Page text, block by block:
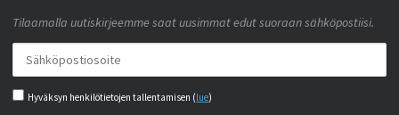
Tilaamalla uutiskirjeemme saat uusimmat edut suoraan sähköpostiisi.
Hyväksyn henkilötietojen tallentamisen (lue)